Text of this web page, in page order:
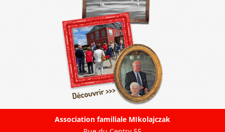
Association familiale MIkolajczak